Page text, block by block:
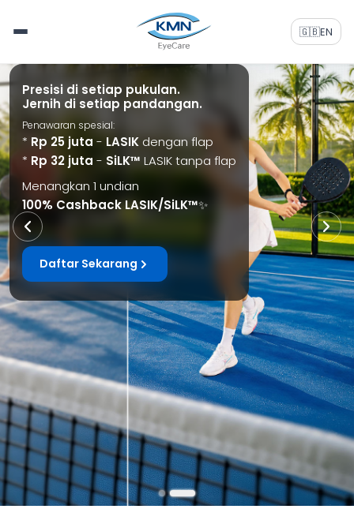
🇬🇧EN
Promo Long Weekend- Harga Spesial:
- LASIK dengan flap
Rp 25 juta→Rp 20 juta
- LASIK tanpa flap SiLK™
Rp 32 juta→ Rp 25 juta
Khusus periode tindakan pada tanggal
24 & 26 Agustus 2026.
*Terbatas untuk 20 peserta/hari.
Daftar Sekarang